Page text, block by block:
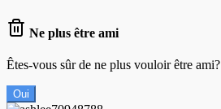
Ne plus être ami
Êtes-vous sûr de ne plus vouloir être ami?
Oui